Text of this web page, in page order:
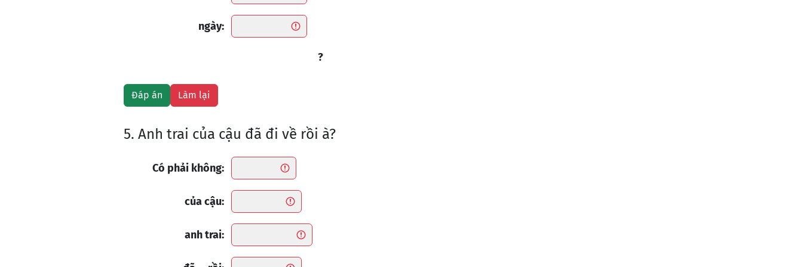
ngày:
?
5. Anh trai của cậu đã đi về rồi à?
Có phải không:
của cậu:
anh trai: